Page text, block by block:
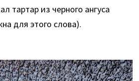
тартар из черного ангуса
для этого слова).